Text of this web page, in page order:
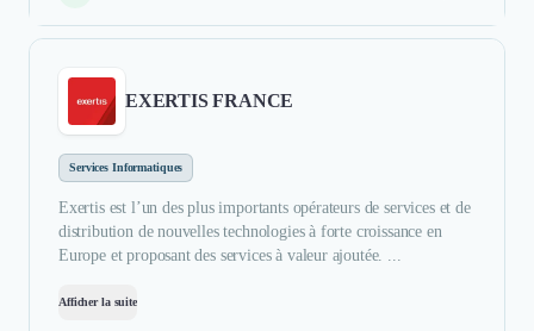
EXERTIS FRANCE
Services Informatiques
Exertis est l’un des plus importants opérateurs de services et de
distribution de nouvelles technologies à forte croissance en
Europe et proposant des services à valeur ajoutée. ...
Afficher la suite